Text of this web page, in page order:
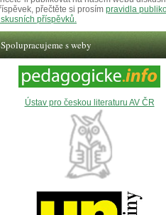
přečtěte si prosím pravidla
příspěvků.
Spolupracujeme s weby
Ústav pro českou literaturu AV ČR